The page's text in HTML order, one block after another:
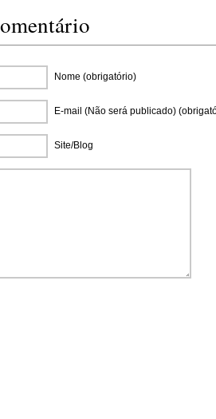
Nome (obrigatório)
E-mail (Não será publicado)
Site/Blog